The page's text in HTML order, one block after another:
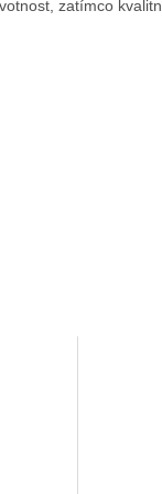
zatímco